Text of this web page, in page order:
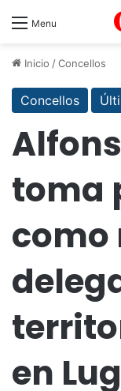
Menu
Inicio /Concellos
Concellos
toma
como
en